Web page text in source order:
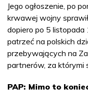
Jego ogłoszenie, po
krwawej wojny
dopiero po 5
patrzeć na polskich
przebywających na
partnerów, za którymi
PAP: Mimo to